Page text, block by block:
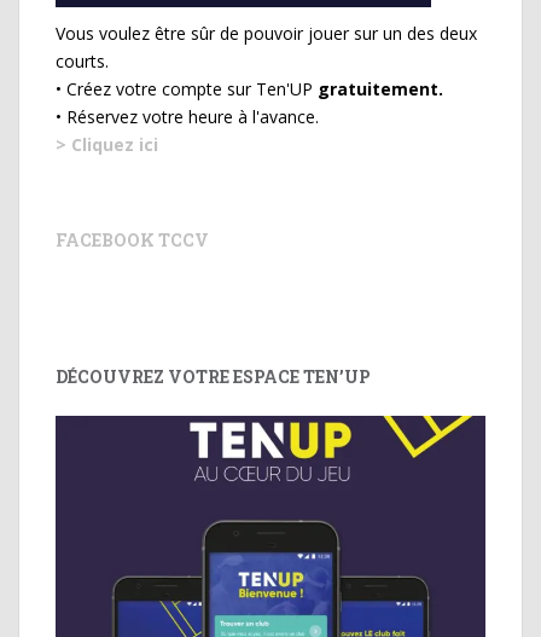
Vous voulez être sûr de pouvoir jouer sur un des deux
courts.
• Créez votre compte sur Ten'UP gratuitement.
• Réservez votre heure à l'avance.
> Cliquez ici
FACEBOOK TCCV
DÉCOUVREZ VOTRE ESPACE TEN’UP